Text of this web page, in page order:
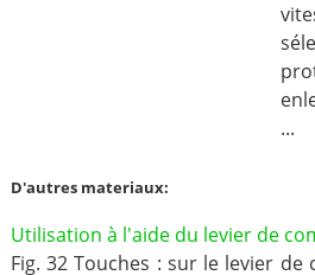
...
D'autres materiaux:
Utilisation à l'aide du levier de
Fig. 32 Touches : sur le levier